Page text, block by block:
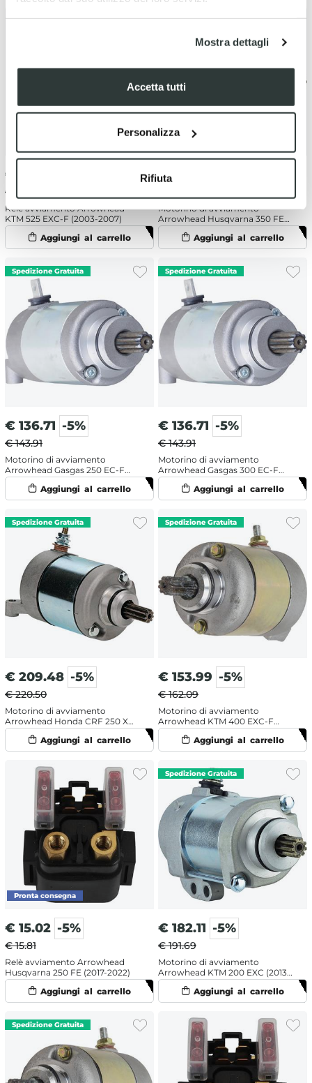
Mostra dettagli
Accetta tutti
Personalizza
Rifiuta
€
€ 15.81
Relè avviamento Arrowhead
KTM 525 EXC-F (2003-2007)
€
Motorino di avviamento
Arrowhead Husqvarna 350 FE
(2014-2016)
€ 136.71 -5%
€ 143.91
Motorino di avviamento
Arrowhead Gasgas 250 EC-F
(2012-2015)
€ 136.71 -5%
€ 143.91
Motorino di avviamento
Arrowhead Gasgas 300 EC-F
(2012-2015)
€ 209.48 -5%
€ 220.50
Motorino di avviamento
Arrowhead Honda CRF 250 X
(2015-2017)
€ 153.99 -5%
€ 162.09
Motorino di avviamento
Arrowhead KTM 400 EXC-F
(2009-2011)
€ 15.02 -5%
€ 15.81
Relè avviamento Arrowhead
Husqvarna 250 FE (2017-2022)
€ 182.11 -5%
€ 191.69
Motorino di avviamento
Arrowhead KTM 200 EXC (2013-
2016)